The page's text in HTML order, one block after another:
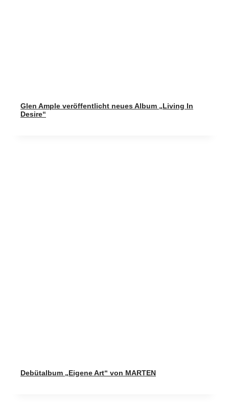
Glen Ample veröffentlicht neues Album „Living In
Desire“
Debütalbum „Eigene Art“ von MARTEN